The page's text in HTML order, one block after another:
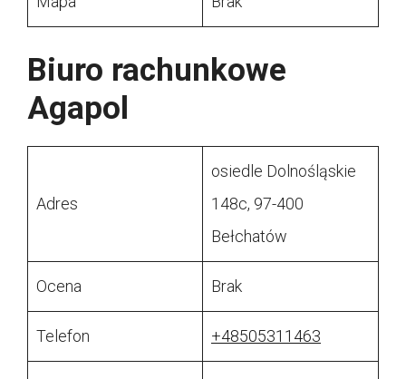
Biuro rachunkowe
Agapol
Adres
osiedle Dolnośląskie
148c, 97-400
Bełchatów
Ocena Brak
Telefon +48505311463